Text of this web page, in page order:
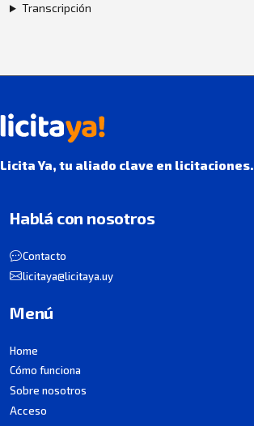
Transcripción
Licita Ya, tu aliado clave en licitaciones.
Hablá con nosotros
Contacto
licitaya@licitaya.uy
Menú
Home
Cómo funciona
Sobre nosotros
Acceso